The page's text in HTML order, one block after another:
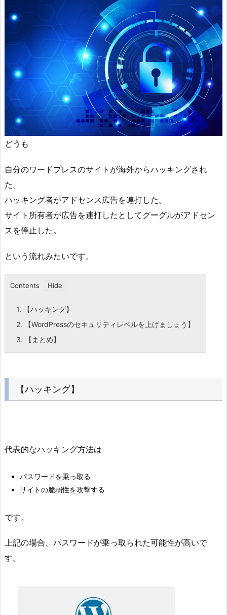
どうも
自分のワードプレスのサイトが海外からハッキングされ
た。
ハッキング者がアドセンス広告を連打した。
サイト所有者が広告を連打したとしてグーグルがアドセン
スを停止した。
という流れみたいです。
Contents
1. 【ハッキング】
2. 【WordPressのセキュリティレベルを上げましょう】
3. 【まとめ】
【ハッキング】
代表的なハッキング方法は
パスワードを乗っ取る
サイトの脆弱性を攻撃する
です。
上記の場合、パスワードが乗っ取られた可能性が高いで
す。